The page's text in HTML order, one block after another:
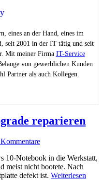
eines an der Hand, eines im
seit 2001 in der IT tätig und seit
Mit meiner Firma IT-Service
von gewerblichen Kunden
Partner als auch Kollegen.
reparieren
10-Notebook in die Werkstatt,
meist nicht bootete. Nach
defekt ist. Weiterlesen